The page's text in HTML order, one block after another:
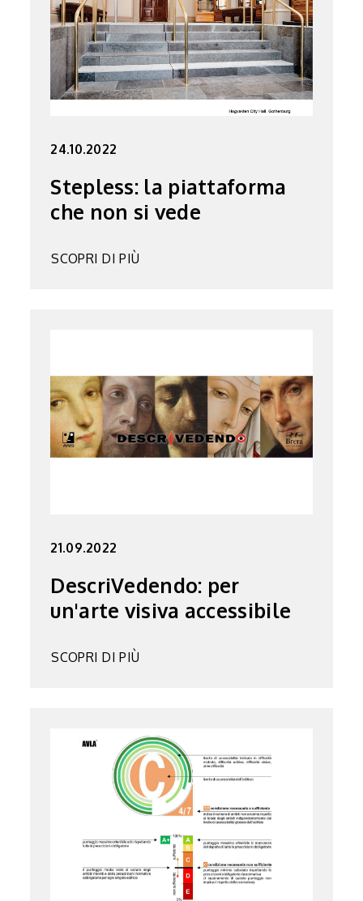
24.10.2022
Stepless: la piattaforma
che non si vede
SCOPRI DI PIÙ
21.09.2022
DescriVedendo: per
un'arte visiva accessibile
SCOPRI DI PIÙ